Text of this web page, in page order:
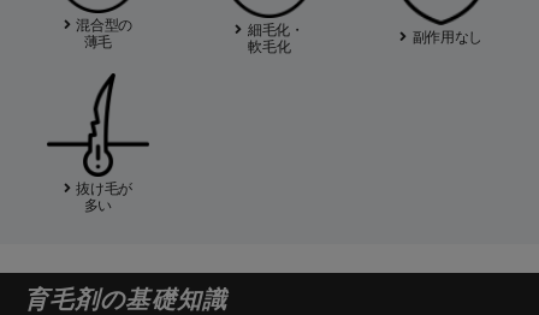
混合型の
薄毛
細毛化・
軟毛化
副作用なし
抜け毛が
多い
育毛剤の基礎知識